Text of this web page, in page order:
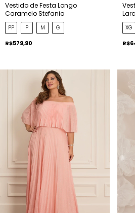
Vestido de Festa Longo
Caramelo Stefania
PP P M G
R$579,90
XG